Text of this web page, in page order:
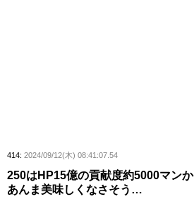
414: 2024/09/12(木) 08:41:07.54
250はHP15億の貢献度約5000マンか
あんま美味しくなさそう…